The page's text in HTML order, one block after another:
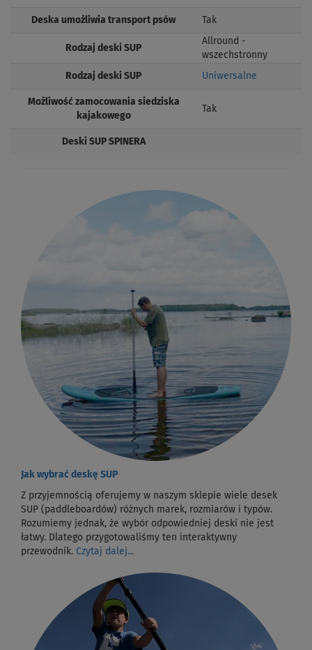
Deska umożliwia transport psów Tak
Rodzaj deski SUP
Allround -
wszechstronny
Rodzaj deski SUP Uniwersalne
Możliwość zamocowania siedziska
kajakowego
Tak
Deski SUP SPINERA
Jak wybrać deskę SUP
Z przyjemnością oferujemy w naszym sklepie wiele desek
SUP (paddleboardów) różnych marek, rozmiarów i typów.
Rozumiemy jednak, że wybór odpowiedniej deski nie jest
łatwy. Dlatego przygotowaliśmy ten interaktywny
przewodnik. Czytaj dalej...